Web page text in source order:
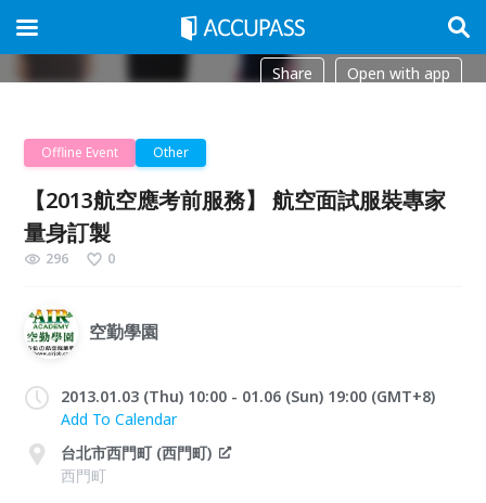
Share Open with app
Offline Event Other
【2013航空應考前服務】 航空面試服裝專家
量身訂製
296 0
空勤學園
2013.01.03 (Thu) 10:00 - 01.06 (Sun) 19:00 (GMT+8)
Add To Calendar
台北市西門町 (西門町)
西門町